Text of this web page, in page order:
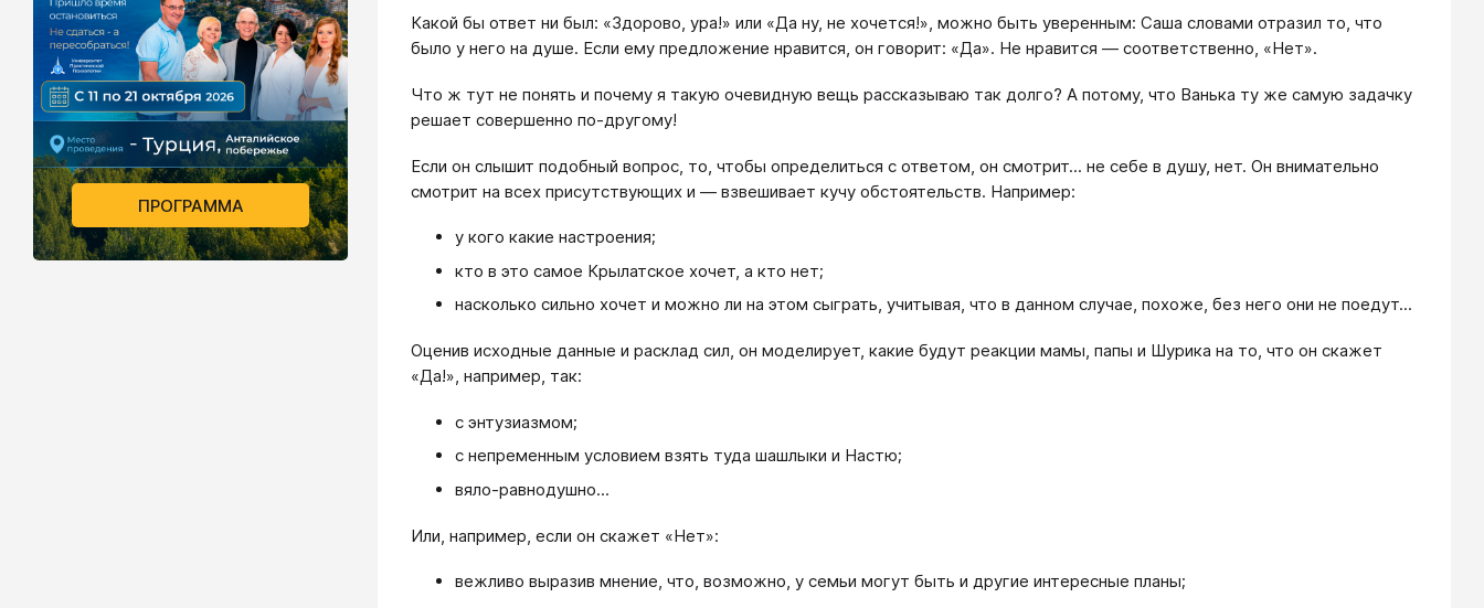
Какой бы ответ ни был: «Здорово, ура!» или «Да ну, не хочется!», можно быть уверенным: Саша словами отразил то, что
было у него на душе. Если ему предложение нравится, он говорит: «Да». Не нравится — соответственно, «Нет».
Что ж тут не понять и почему я такую очевидную вещь рассказываю так долго? А потому, что Ванька ту же самую задачку
решает совершенно по-другому!
Если он слышит подобный вопрос, то, чтобы опре­делиться с ответом, он смотрит... не себе в душу, нет. Он внимательно
смотрит на всех присутствующих и — взвешивает кучу обстоятельств. Например:
у кого какие настроения;
кто в это самое Крылатское хочет, а кто нет;
насколько сильно хочет и можно ли на этом сыграть, учитывая, что в данном случае, похоже, без него они не поедут...
Оценив исходные данные и расклад сил, он моделирует, какие будут реакции мамы, папы и Шурика на то, что он скажет
«Да!», например, так:
с энтузиазмом;
с непременным условием взять туда шашлыки и Настю;
вяло-равнодушно...
Или, например, если он скажет «Нет»:
вежливо выразив мнение, что, возможно, у семьи могут быть и другие интересные планы;
ПРОГРАММА